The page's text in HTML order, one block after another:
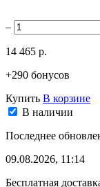
–
14 465 р.
+290 бонусов
Купить В корзине
В наличии
Последнее
09.08.2026, 11:14
Бесплатная